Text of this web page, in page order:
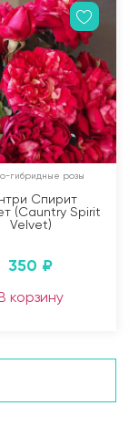
гибридные розы
Спирит
(Cauntry Spirit
Velvet)
350 ₽
корзину